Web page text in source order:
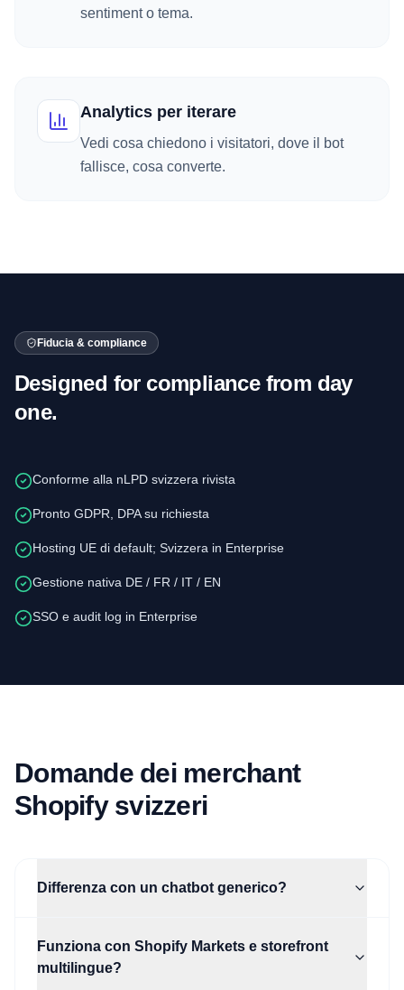
sentiment o tema.
Analytics per iterare
Vedi cosa chiedono i visitatori, dove il bot
fallisce, cosa converte.
Fiducia & compliance
Designed for compliance from day
one.
Conforme alla nLPD svizzera rivista
Pronto GDPR, DPA su richiesta
Hosting UE di default; Svizzera in Enterprise
Gestione nativa DE / FR / IT / EN
SSO e audit log in Enterprise
Domande dei merchant
Shopify svizzeri
Differenza con un chatbot generico?
Funziona con Shopify Markets e storefront
multilingue?